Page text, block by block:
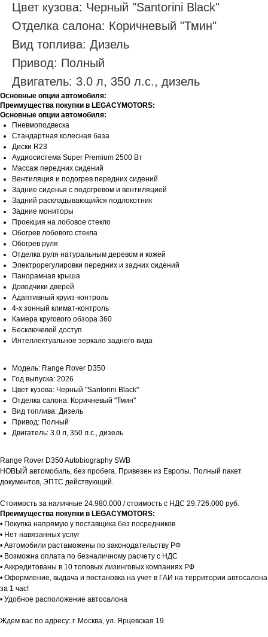
Цвет кузова: Черный "Santorini Black"
Отделка салона: Коричневый "Тмин"
Вид топлива: Дизель
Привод: Полный
Двигатель: 3.0 л, 350 л.с., дизель
Основные опции автомобиля:
Преимущества покупки в LEGACYMOTORS:
Основные опции автомобиля:
Пневмоподвеска
Стандартная колесная база
Диски R23
Аудиосистема Super Premium 2500 Вт
Массаж передних сидений
Вентиляция и подогрев передних сидений
Задние сиденья с подогревом и вентиляцией
Задний раскладывающийся подлокотник
Задние мониторы
Проекция на лобовое стекло
Обогрев лобового стекла
Обогрев руля
Отделка руля натуральным деревом и кожей
Электрорегулировки передних и задних сидений
Панорамная крыша
Доводчики дверей
Адаптивный круиз-контроль
4-х зонный климат-контроль
Камера кругового обзора 360
Бесключевой доступ
Интеллектуальное зеркало заднего вида
Модель: Range Rover D350
Год выпуска: 2026
Цвет кузова: Черный "Santorini Black"
Отделка салона: Коричневый "Тмин"
Вид топлива: Дизель
Привод: Полный
Двигатель: 3.0 л, 350 л.с., дизель
Range Rover D350 Autobiography SWB
НОВЫЙ автомобиль, без пробега. Привезен из Европы. Полный пакет
документов, ЭПТС действующий.
Стоимость за наличные 24.980.000 / стоимость с НДС 29.726.000 руб.
Преимущества покупки в LEGACYMOTORS:
• Покупка напрямую у поставщика без посредников
• Нет навязанных услуг
• Автомобили растаможены по законодательству РФ
• Возможна оплата по безналичному расчету с НДС
• Аккредитованы в 10 топовых лизинговых компаниях РФ
• Оформление, выдача и постановка на учет в ГАИ на территории автосалона
за 1 час!
• Удобное расположение автосалона
Ждем вас по адресу: г. Москва, ул. Ярцевская 19.